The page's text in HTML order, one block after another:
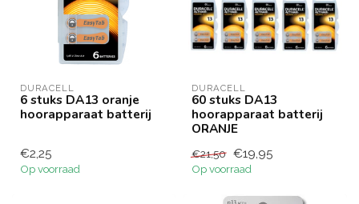
DURACELL
6 stuks DA13 oranje
hoorapparaat batterij
€2,25
Op voorraad
DURACELL
60 stuks DA13
hoorapparaat batterij
ORANJE
€21,50 €19,95
Op voorraad